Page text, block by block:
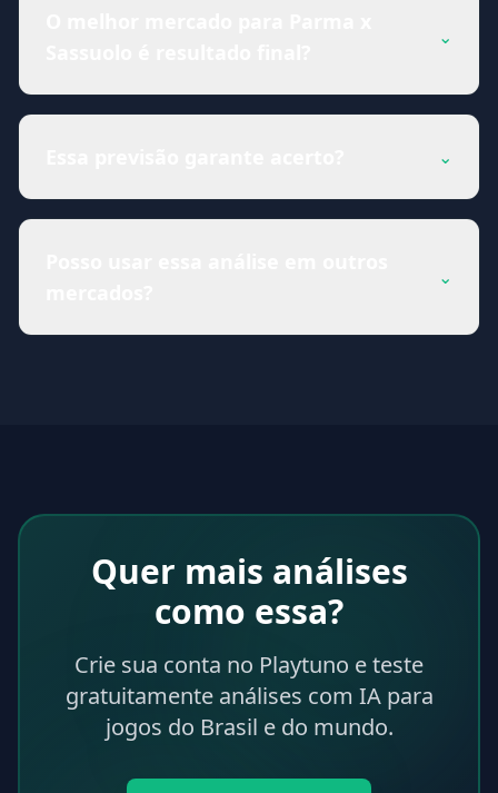
⌄
⌄
⌄
Quer mais análises
como essa?
Crie sua conta no Playtuno e teste
gratuitamente análises com IA para
jogos do Brasil e do mundo.